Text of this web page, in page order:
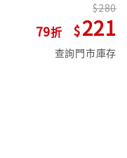
79
280
221
查詢門市庫存